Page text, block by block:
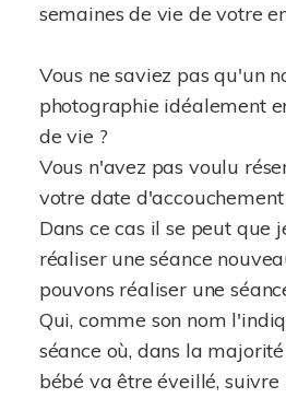
semaines de vie de votre
Vous ne saviez pas qu'un
photographie idéalement
de vie ?
Vous n'avez pas voulu
votre date d'accouchement
Dans ce cas il se peut que
réaliser une séance
pouvons réaliser une
Qui, comme son nom
séance où, dans la
bébé va être éveillé,